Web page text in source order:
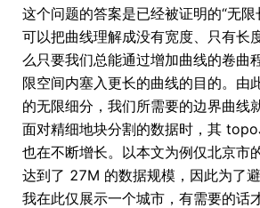
这个问题的答案是已经被证明的“无限
可以把曲线理解成没有宽度、只有长
么只要我们总能通过增加曲线的卷曲
限空间内塞入更长的曲线的目的。由
的无限细分，我们所需要的边界曲线
面对精细地块分割的数据时，其
也在不断增长。以本文为例仅北京市
达到了 27M 的数据规模，因此为了
我在此仅展示一个城市，有需要的话